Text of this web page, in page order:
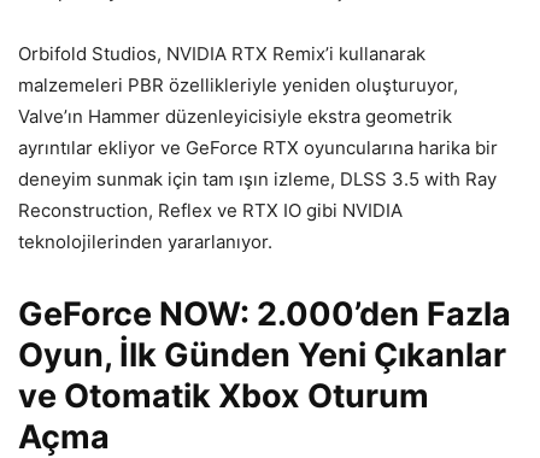
Orbifold Studios, NVIDIA RTX Remix’i kullanarak
malzemeleri PBR özellikleriyle yeniden oluşturuyor,
Valve’ın Hammer düzenleyicisiyle ekstra geometrik
ayrıntılar ekliyor ve GeForce RTX oyuncularına harika bir
deneyim sunmak için tam ışın izleme, DLSS 3.5 with Ray
Reconstruction, Reflex ve RTX IO gibi NVIDIA
teknolojilerinden yararlanıyor.
GeForce NOW: 2.000’den Fazla
Oyun, İlk Günden Yeni Çıkanlar
ve Otomatik Xbox Oturum
Açma